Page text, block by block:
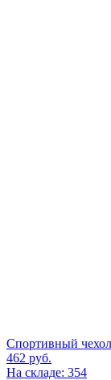
Спортивный
462 руб.
На складе: 354